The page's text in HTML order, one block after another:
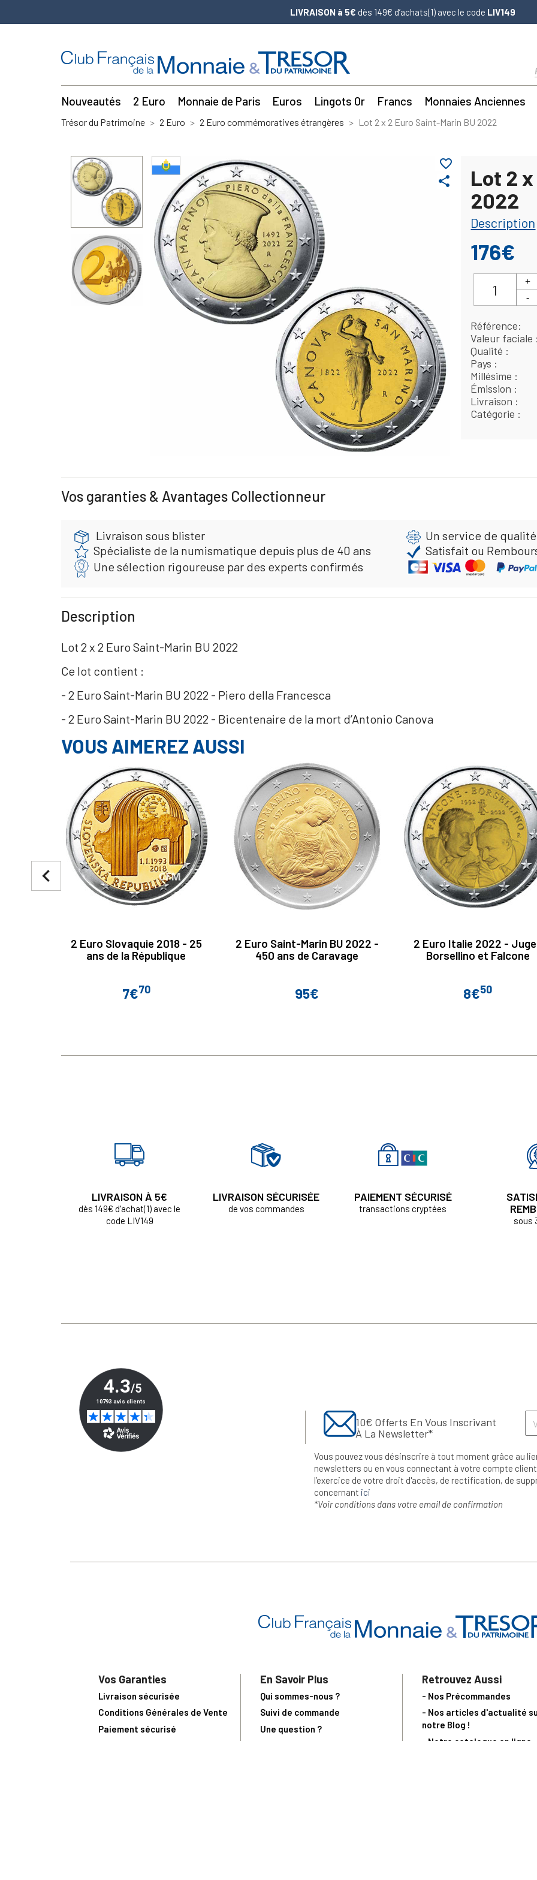
LIVRAISON à 5€ dès 149€ d’achats(1) avec le code LIV149
Nouveautés 2 Euro Monnaie de Paris Euros Lingots Or Francs Monnaies Anciennes
Trésor du Patrimoine 2 Euro 2 Euro commémoratives étrangères Lot 2 x 2 Euro Saint-Marin BU 2022
share
favorite_border
Lot 2
2022
Description
176€
Référence
Valeur faciale
Qualité
Pays
Millésime
Émission
Livraison
Catégorie
Vos garanties & Avantages Collectionneur
Livraison sous blister
Un service de
Spécialiste de la numismatique depuis plus de 40 ans
Satisfait ou
Une sélection rigoureuse par des experts confirmés
Description
Lot 2 x 2 Euro Saint-Marin BU 2022
Ce lot contient :
- 2 Euro Saint-Marin BU 2022 - Piero della Francesca
- 2 Euro Saint-Marin BU 2022 - Bicentenaire de la mort d’Antonio Canova
VOUS AIMEREZ AUSSI
2 Euro Slovaquie 2018 - 25
ans de la République
Prix
7€70
2 Euro Saint-Marin BU 2022 -
450 ans de Caravage
Prix
95€
2 Euro Italie 2022 -
Borsellino et Falcone
Prix
8€50
navigate_before
LIVRAISON À 5€
dès 149€ d'achat(1) avec le
code LIV149
LIVRAISON SÉCURISÉE
de vos commandes
PAIEMENT SÉCURISÉ
transactions cryptées
sous
10€ Offerts En Vous Inscrivant
À La Newsletter*
Vous pouvez vous désinscrire à tout moment grâce au
newsletters ou en vous connectant à votre compte
l’exercice de votre droit d'accès, de rectification, de
concernant ici
*Voir conditions dans votre email de confirmation
Vos Garanties
Livraison sécurisée
Conditions Générales de Vente
Paiement sécurisé
En Savoir Plus
Qui sommes-nous ?
Suivi de commande
Une question ?
Retrouvez Aussi
- Nos Précommandes
- Nos articles d'actualité
notre Blog !
- Notre catalogue en ligne